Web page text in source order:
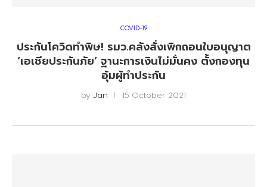
COVID-19
ประกันโควิดทำพิษ! รมว.คลังสั่งเพิกถอนใบอนุญาต
‘เอเชียประกันภัย’ ฐานะการเงินไม่มั่นคง ตั้งกองทุน
อุ้มผู้ทำประกัน
by Jan 15 October 2021